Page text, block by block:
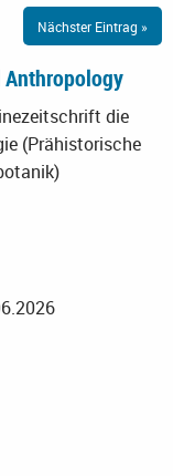
Nächster Eintrag »
die
(Prähistorische